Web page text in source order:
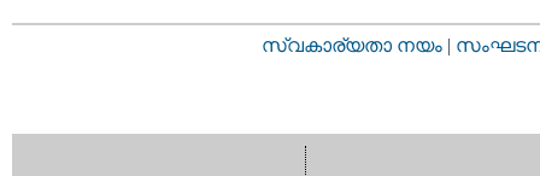
സ്വകാര്യതാ നയം |